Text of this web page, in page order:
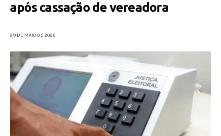
após cassação de vereadora
29 DE MAIO DE 2026